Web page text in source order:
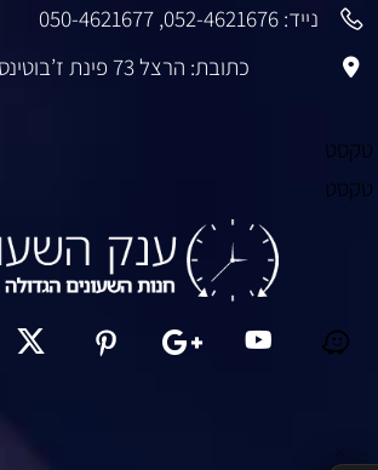
נייד: 052-4621676
,
050-4621677
כתובת: הרצל 73 פינת ז’בוטינסקי רמת גן
טקסט
טקסט